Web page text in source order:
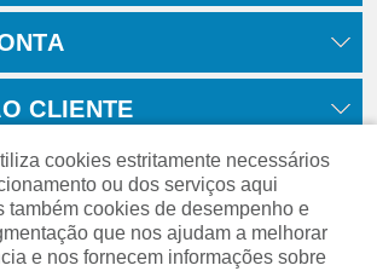
CLIENTE
cookies estritamente necessários
ou dos serviços aqui
também cookies de desempenho e
que nos ajudam a melhorar
e nos fornecem informações sobre